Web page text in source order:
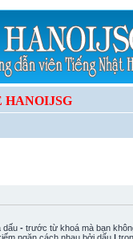
HANOIJSG
dấu - trước từ khoá mà bạn
ngăn cách nhau bởi dấu |